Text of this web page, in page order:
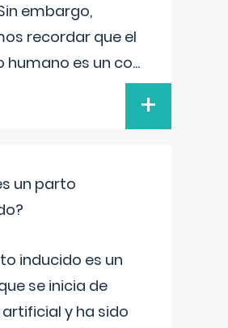
embargo,
recordar que el
humano es un co...
+
un parto
inducido es un
se inicia de
y ha sido